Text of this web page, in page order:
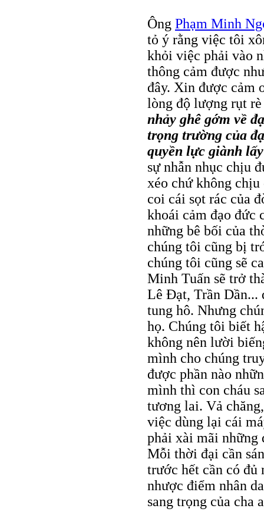
Ông Phạm Minh
tỏ ý rằng việc tôi
khỏi việc phải vào
thông cảm được
đây. Xin được cảm
lòng độ lượng rụt
nhảy ghê gớm về
trọng trường của
quyền lực giành
sự nhẫn nhục chịu
xéo chứ không
coi cái sọt rác của
khoái cảm đạo đức
những bê bối của
chúng tôi cũng bị
chúng tôi cũng sẽ
Minh Tuấn sẽ trở
Lê Ðạt, Trần Dần...
tung hô. Nhưng
họ. Chúng tôi biết
không nên lười
mình cho chúng
được phần nào
mình thì con cháu
tương lai. Vả
việc dùng lại cái
phải xài mãi những
Mỗi thời đại cần
trước hết cần có
nhược điểm nhân
sang trọng của cha